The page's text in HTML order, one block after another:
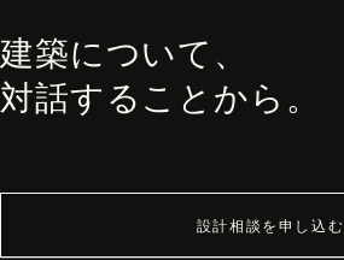
WORKS
JOURNAL
建築について、
対話することから。
設計相談を申し込む